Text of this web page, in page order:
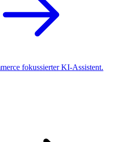
fokussierter KI-Assistent.